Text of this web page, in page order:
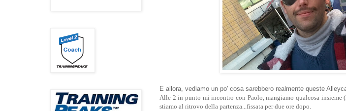
E allora, vediamo un po' cosa sarebbero realmente queste
Alle 2 in punto mi incontro con Paolo, mangiamo qualcosa
stiamo al ritrovo della partenza...fissata per due ore dopo.